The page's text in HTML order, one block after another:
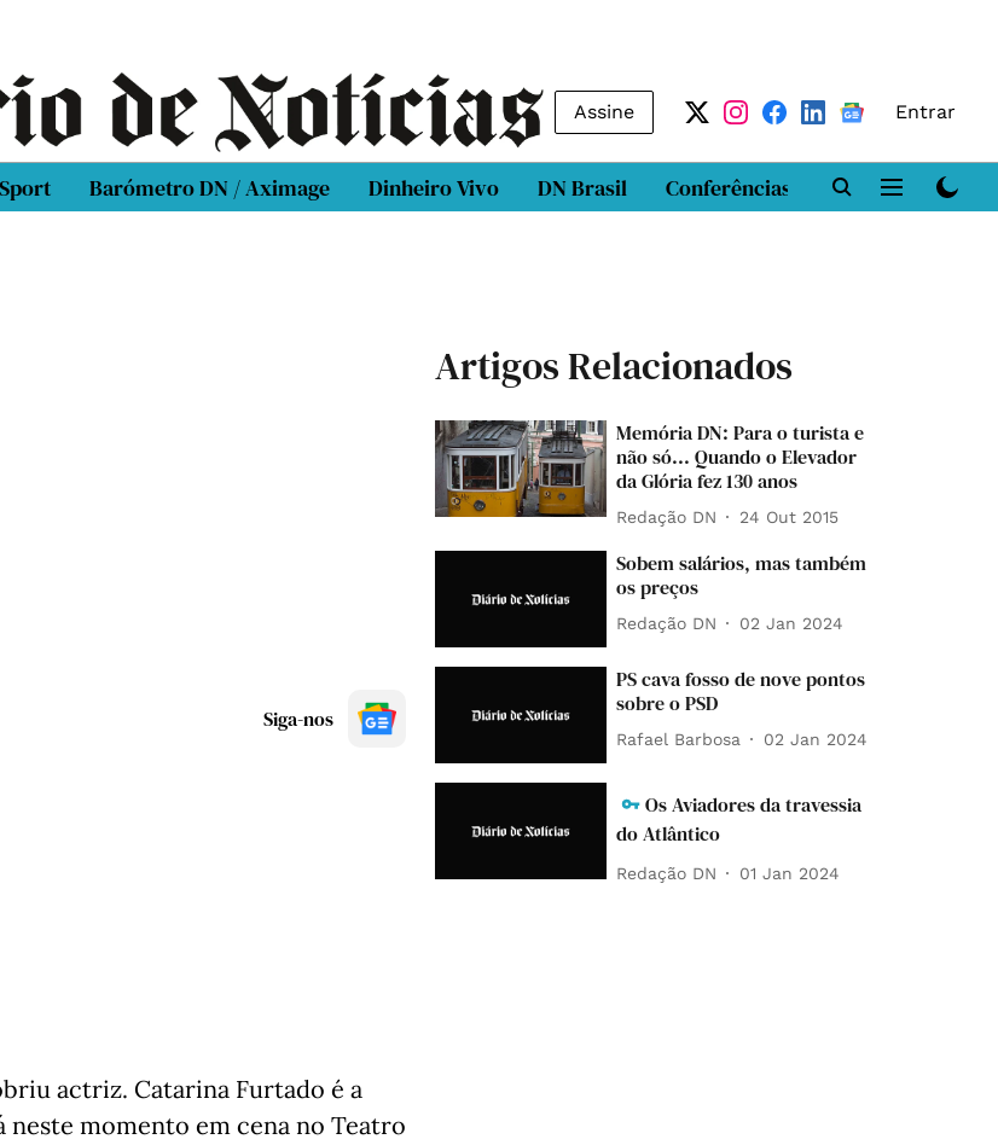
Assine Entrar
Barómetro DN / Aximage Dinheiro Vivo DN Brasil Conferências DN LAB
Siga-nos
actriz. Catarina Furtado é a
neste momento em cena no Teatro
Artigos Relacionados
Memória DN: Para o turista e
não só... Quando o Elevador
da Glória fez 130 anos
Redação DN 24 Out 2015
Sobem salários, mas também
os preços
Redação DN 02 Jan 2024
PS cava fosso de nove pontos
sobre o PSD
Rafael Barbosa 02 Jan 2024
Os Aviadores da travessia
do Atlântico
Redação DN 01 Jan 2024